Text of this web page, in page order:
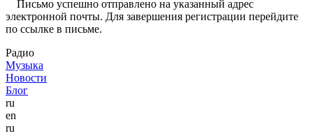
Письмо успешно отправлено на указанный адрес
электронной почты. Для завершения регистрации перейдите
по ссылке в письме.
Радио
Музыка
Новости
Блог
ru
en
ru